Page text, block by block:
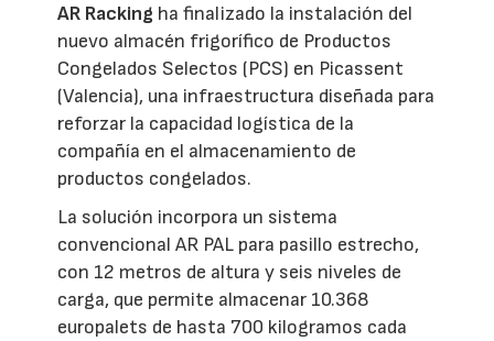
AR Racking ha finalizado la instalación del
nuevo almacén frigorífico de Productos
Congelados Selectos (PCS) en Picassent
(Valencia), una infraestructura diseñada para
reforzar la capacidad logística de la
compañía en el almacenamiento de
productos congelados.
La solución incorpora un sistema
convencional AR PAL para pasillo estrecho,
con 12 metros de altura y seis niveles de
carga, que permite almacenar 10.368
europalets de hasta 700 kilogramos cada